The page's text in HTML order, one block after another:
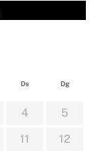
Ds Dg
4
5
11
12